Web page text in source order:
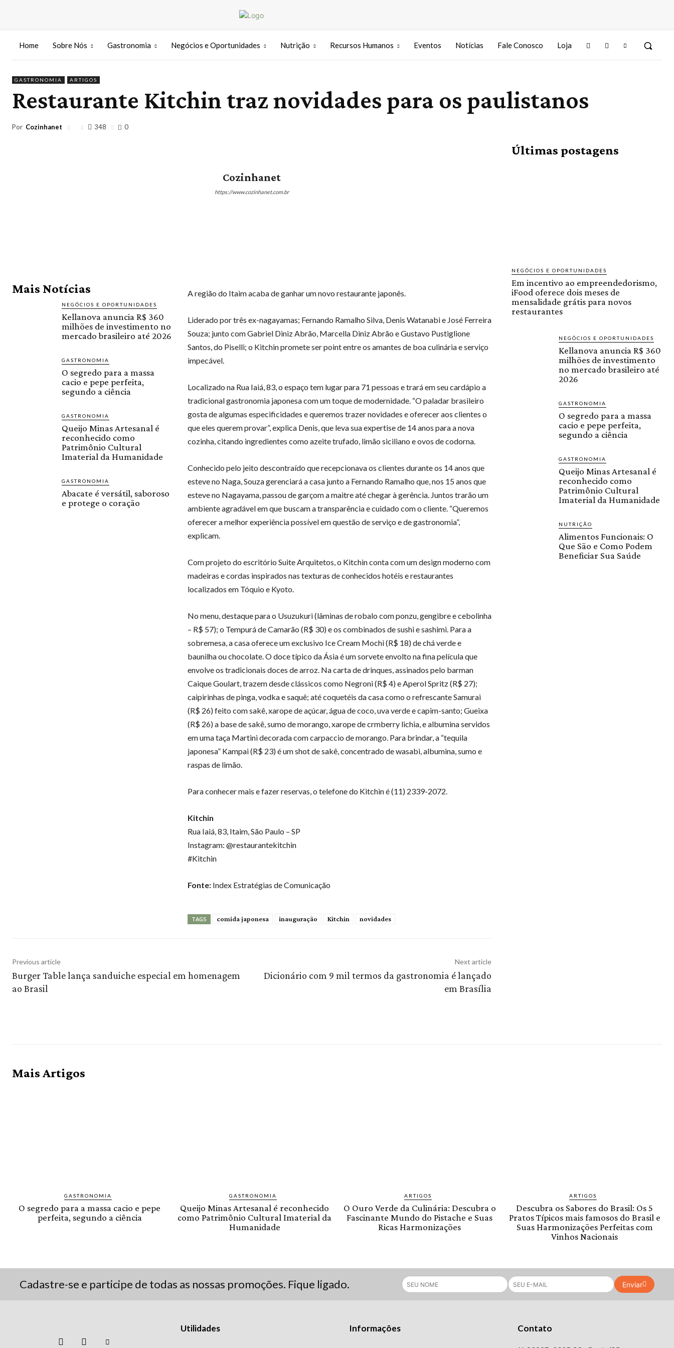
Home Sobre Nós Gastronomia Negócios e Oportunidades Nutrição Recursos Humanos Eventos Notícias Fale Conosco Loja
GASTRONOMIA ARTIGOS
Restaurante Kitchin traz novidades para os paulistanos
Por Cozinhanet 348 0
Cozinhanet
https://www.cozinhanet.com.br
Mais Notícias
NEGÓCIOS E OPORTUNIDADES
Kellanova anuncia R$ 360
milhões de investimento no
mercado brasileiro até 2026
GASTRONOMIA
O segredo para a massa
cacio e pepe perfeita,
segundo a ciência
GASTRONOMIA
Queijo Minas Artesanal é
reconhecido como
Patrimônio Cultural
Imaterial da Humanidade
GASTRONOMIA
Abacate é versátil, saboroso
e protege o coração
A região do Itaim acaba de ganhar um novo restaurante japonês.
Liderado por três ex-nagayamas; Fernando Ramalho Silva, Denis Watanabi e José Ferreira
Souza; junto com Gabriel Diniz Abrão, Marcella Diniz Abrão e Gustavo Pustiglione
Santos, do Piselli; o Kitchin promete ser point entre os amantes de boa culinária e serviço
impecável.
Localizado na Rua Iaiá, 83, o espaço tem lugar para 71 pessoas e trará em seu cardápio a
tradicional gastronomia japonesa com um toque de modernidade. “O paladar brasileiro
gosta de algumas especificidades e queremos trazer novidades e oferecer aos clientes o
que eles querem provar”, explica Denis, que leva sua expertise de 14 anos para a nova
cozinha, citando ingredientes como azeite trufado, limão siciliano e ovos de codorna.
Conhecido pelo jeito descontraído que recepcionava os clientes durante os 14 anos que
esteve no Naga, Souza gerenciará a casa junto a Fernando Ramalho que, nos 15 anos que
esteve no Nagayama, passou de garçom a maitre até chegar à gerência. Juntos trarão um
ambiente agradável em que buscam a transparência e cuidado com o cliente. “Queremos
oferecer a melhor experiência possível em questão de serviço e de gastronomia”,
explicam.
Com projeto do escritório Suite Arquitetos, o Kitchin conta com um design moderno com
madeiras e cordas inspirados nas texturas de conhecidos hotéis e restaurantes
localizados em Tóquio e Kyoto.
No menu, destaque para o Usuzukuri (lâminas de robalo com ponzu, gengibre e cebolinha
– R$ 57); o Tempurá de Camarão (R$ 30) e os combinados de sushi e sashimi. Para a
sobremesa, a casa oferece um exclusivo Ice Cream Mochi (R$ 18) de chá verde e
baunilha ou chocolate. O doce típico da Ásia é um sorvete envolto na fina película que
envolve os tradicionais doces de arroz. Na carta de drinques, assinados pelo barman
Caique Goulart, trazem desde clássicos como Negroni (R$ 4) e Aperol Spritz (R$ 27);
caipirinhas de pinga, vodka e saquê; até coquetéis da casa como o refrescante Samurai
(R$ 26) feito com sakê, xarope de açúcar, água de coco, uva verde e capim-santo; Gueixa
(R$ 26) a base de sakê, sumo de morango, xarope de crmberry lichia, e albumina servidos
em uma taça Martini decorada com carpaccio de morango. Para brindar, a “tequila
japonesa” Kampai (R$ 23) é um shot de sakê, concentrado de wasabi, albumina, sumo e
raspas de limão.
Para conhecer mais e fazer reservas, o telefone do Kitchin é (11) 2339-2072.
Kitchin
Rua Iaiá, 83, Itaim, São Paulo – SP
Instagram: @restaurantekitchin
#Kitchin
Fonte: Index Estratégias de Comunicação
TAGS comida japonesa inauguração Kitchin novidades
Previous article
Burger Table lança sanduiche especial em homenagem
ao Brasil
Next article
Dicionário com 9 mil termos da gastronomia é lançado
em Brasília
Últimas postagens
NEGÓCIOS E OPORTUNIDADES
Em incentivo ao empreendedorismo,
iFood oferece dois meses de
mensalidade grátis para novos
restaurantes
NEGÓCIOS E OPORTUNIDADES
Kellanova anuncia R$ 360
milhões de investimento
no mercado brasileiro até
2026
GASTRONOMIA
O segredo para a massa
cacio e pepe perfeita,
segundo a ciência
GASTRONOMIA
Queijo Minas Artesanal é
reconhecido como
Patrimônio Cultural
Imaterial da Humanidade
NUTRIÇÃO
Alimentos Funcionais: O
Que São e Como Podem
Beneficiar Sua Saúde
Mais Artigos
GASTRONOMIA
O segredo para a massa cacio e pepe
perfeita, segundo a ciência
GASTRONOMIA
Queijo Minas Artesanal é reconhecido
como Patrimônio Cultural Imaterial da
Humanidade
ARTIGOS
O Ouro Verde da Culinária: Descubra o
Fascinante Mundo do Pistache e Suas
Ricas Harmonizações
ARTIGOS
Descubra os Sabores do Brasil: Os 5
Pratos Típicos mais famosos do Brasil e
Suas Harmonizações Perfeitas com
Vinhos Nacionais
Cadastre-se e participe de todas as nossas promoções. Fique ligado. Enviar
Utilidades Informações Contato